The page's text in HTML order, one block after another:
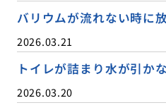
バリウムが流れない時に
2026.03.21
トイレが詰まり水が引か
2026.03.20